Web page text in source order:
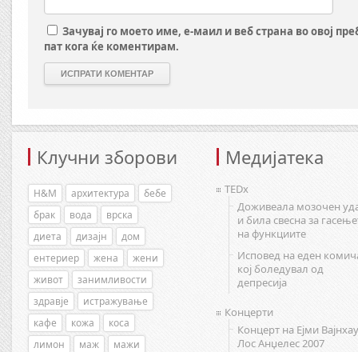
Зачувај го моето име, е-маил и веб страна во овој
пат кога ќе коментирам.
Клучни зборови
H&M архитектура
бебе
брак
вода
врска
диета
дизајн
дом
ентериер
жена
жени
живот
занимливости
здравје
истражување
кафе
кожа
коса
лимон
маж
мажи
Медијатека
TEDx
Доживеала мозочен
и била свесна за
на функциите
Исповед на еден
кој боледувал од
депресија
Концерти
Концерт на Ејми
Лос Анџелес 2007